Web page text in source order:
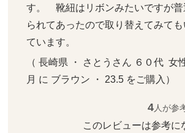
す。　靴紐はリボンみたいですが普
られてあったので取り替えてみても
ています。
（ 長崎県 ・ さとうさん ６０代  女
月 に ブラウン ・ 23.5 をご購入）
4人が参
このレビューは参考に